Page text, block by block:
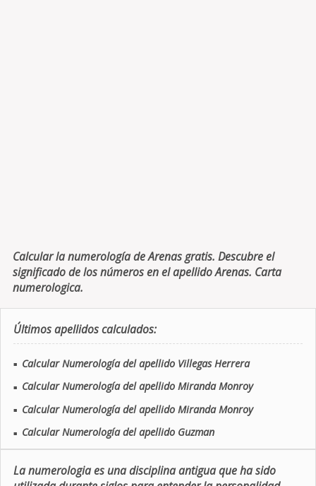
Calcular la numerología de Arenas gratis. Descubre el
significado de los números en el apellido Arenas. Carta
numerologica.
Últimos apellidos calculados:
■ Calcular Numerología del apellido Villegas Herrera
■ Calcular Numerología del apellido Miranda Monroy
■ Calcular Numerología del apellido Miranda Monroy
■ Calcular Numerología del apellido Guzman
La numerologia es una disciplina antigua que ha sido